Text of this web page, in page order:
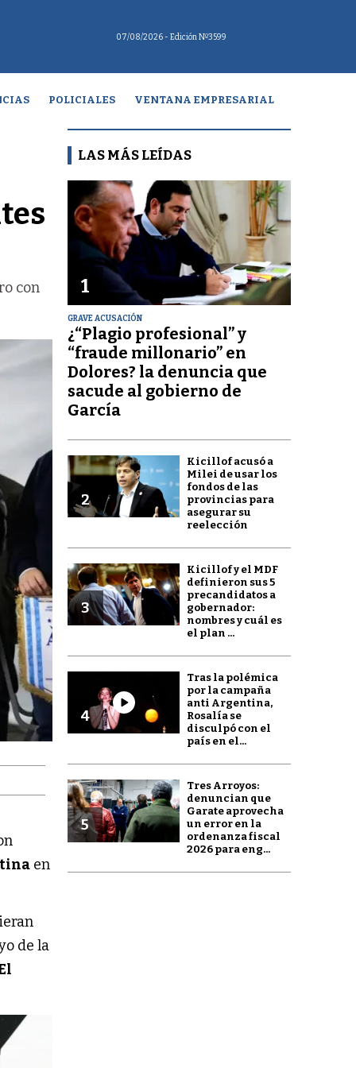
07/08/2026 - Edición Nº3599
POLICIALES VENTANA EMPRESARIAL
con
en
de la
LAS MÁS LEÍDAS
1
GRAVE ACUSACIÓN
¿“Plagio profesional” y
“fraude millonario” en
Dolores? la denuncia que
sacude al gobierno de
García
2
Kicillof acusó a
Milei de usar los
fondos de las
provincias para
asegurar su
reelección
3
Kicillof y el MDF
definieron sus 5
precandidatos a
gobernador:
nombres y cuál es
el plan ...
4
Tras la polémica
por la campaña
anti Argentina,
Rosalía se
disculpó con el
país en el...
5
Tres Arroyos:
denuncian que
Garate aprovecha
un error en la
ordenanza fiscal
2026 para eng...